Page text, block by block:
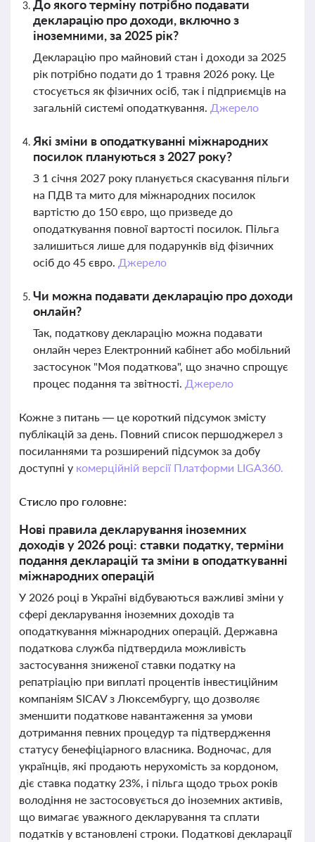
До якого терміну потрібно подавати
декларацію про доходи, включно з
іноземними, за 2025 рік?
Декларацію про майновий стан і доходи за 2025
рік потрібно подати до 1 травня 2026 року. Це
стосується як фізичних осіб, так і підприємців на
загальній системі оподаткування. Джерело
Які зміни в оподаткуванні міжнародних
посилок плануються з 2027 року?
З 1 січня 2027 року планується скасування пільги
на ПДВ та мито для міжнародних посилок
вартістю до 150 євро, що призведе до
оподаткування повної вартості посилок. Пільга
залишиться лише для подарунків від фізичних
осіб до 45 євро. Джерело
Чи можна подавати декларацію про доходи
онлайн?
Так, податкову декларацію можна подавати
онлайн через Електронний кабінет або мобільний
застосунок "Моя податкова", що значно спрощує
процес подання та звітності. Джерело
Кожне з питань — це короткий підсумок змісту
публікацій за день. Повний список першоджерел з
посиланнями та розширений підсумок за добу
доступні у комерційній версії Платформи LIGA360.
Стисло про головне:
Нові правила декларування іноземних
доходів у 2026 році: ставки податку, терміни
подання декларацій та зміни в оподаткуванні
міжнародних операцій
У 2026 році в Україні відбуваються важливі зміни у
сфері декларування іноземних доходів та
оподаткування міжнародних операцій. Державна
податкова служба підтвердила можливість
застосування зниженої ставки податку на
репатріацію при виплаті процентів інвестиційним
компаніям SICAV з Люксембургу, що дозволяє
зменшити податкове навантаження за умови
дотримання певних процедур та підтвердження
статусу бенефіціарного власника. Водночас, для
українців, які продають нерухомість за кордоном,
діє ставка податку 23%, і пільга щодо трьох років
володіння не застосовується до іноземних активів,
що вимагає уважного декларування та сплати
податків у встановлені строки. Податкові декларації